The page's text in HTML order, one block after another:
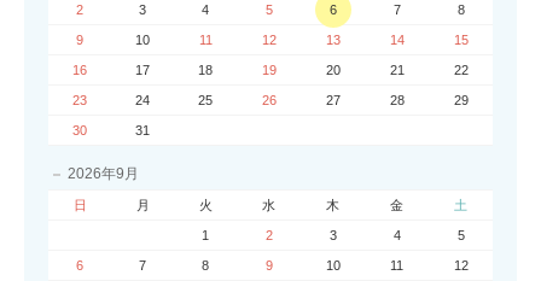
2 3 4 5 6 7 8
9 10 11 12 13 14 15
16 17 18 19 20 21 22
23 24 25 26 27 28 29
30 31
2026年9月
日 月 火 水 木 金 土
1 2 3 4 5
6 7 8 9 10 11 12